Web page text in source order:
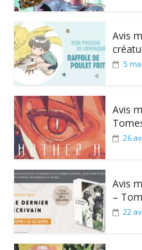
Avis
5
Avis
26
Avis
–
22